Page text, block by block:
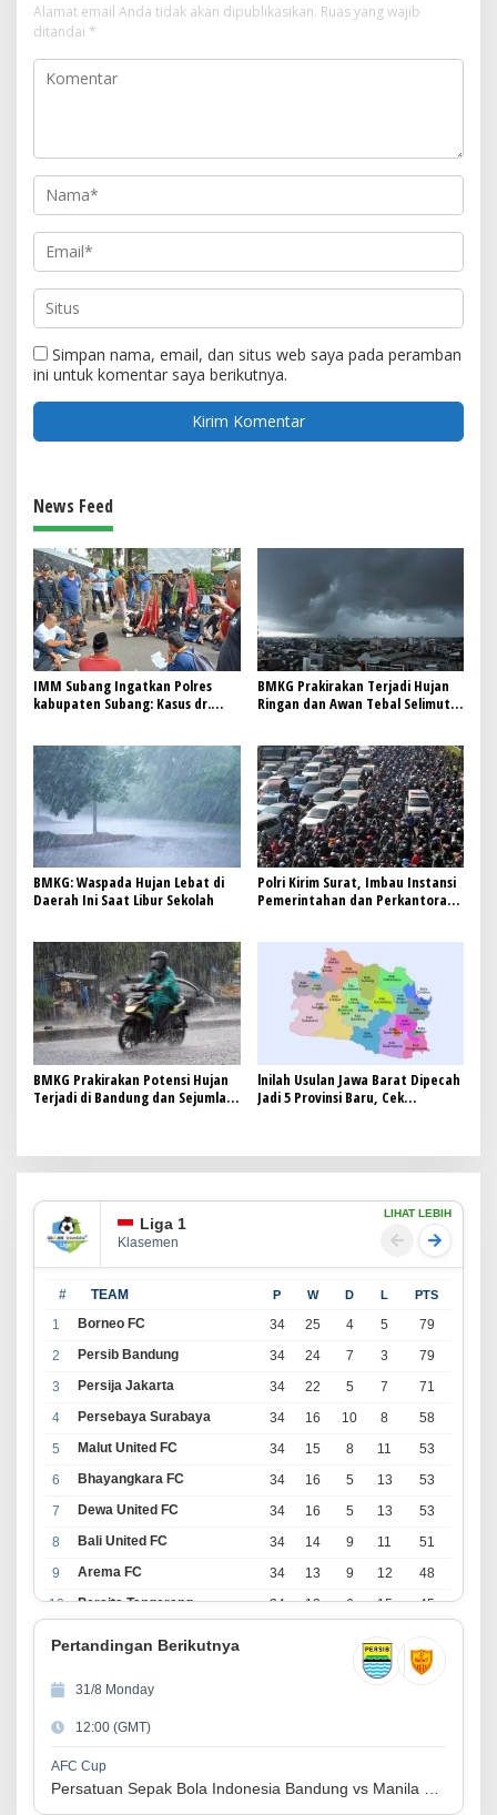
Alamat email Anda tidak akan dipublikasikan. Ruas yang wajib
ditandai *
Simpan nama, email, dan situs web saya pada peramban
ini untuk komentar saya berikutnya.
News Feed
IMM Subang Ingatkan Polres
kabupaten Subang: Kasus dr.
yang di laporkan Heri sopandi
kepala dinas pendidikan
kabupaten Subang Bukan Urusan
Personal—Ini Menyangkut
Integritas Penyelenggara
Negara
BMKG Prakirakan Terjadi Hujan
Ringan dan Awan Tebal Selimuti
BMKG: Waspada Hujan Lebat di
Daerah Ini Saat Libur Sekolah
Polri Kirim Surat, Imbau Instansi
Pemerintahan dan Perkantoran
BMKG Prakirakan Potensi Hujan
Terjadi di Bandung dan Sejumlah
lnilah Usulan Jawa Barat Dipecah
Jadi 5 Provinsi Baru, Cek
Liga 1
Klasemen
LIHAT LEBIH
# TEAM P W D L PTS
1 Borneo FC 34 25 4 5
79
2
Persib Bandung 34 24 7 3
79
3
Persija Jakarta 34 22 5 7
71
4
Persebaya Surabaya 34 16 10 8
58
5
Malut United FC 34 15 8 11
53
6
Bhayangkara FC 34 16 5 13
53
7
Dewa United FC 34 16 5 13
53
8
Bali United FC 34 14 9 11
51
9
Arema FC 34 13 9 12
48
10
Persita Tangerang 34 13 6 15
45
17
39
13
Persijap Jepara
14
Madura United FC
15
PSM Makassar
16
Persis Solo 34 8 10 16
34
Pertandingan Berikutnya
31/8 Monday
12:00 (GMT)
AFC Cup